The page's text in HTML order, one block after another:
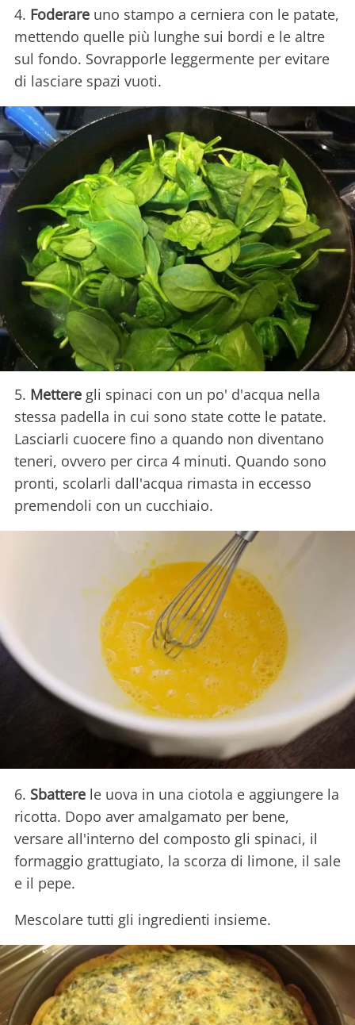
4. Foderare uno stampo a cerniera con le patate,
mettendo quelle più lunghe sui bordi e le altre
sul fondo. Sovrapporle leggermente per evitare
di lasciare spazi vuoti.
5. Mettere gli spinaci con un po' d'acqua nella
stessa padella in cui sono state cotte le patate.
Lasciarli cuocere fino a quando non diventano
teneri, ovvero per circa 4 minuti. Quando sono
pronti, scolarli dall'acqua rimasta in eccesso
premendoli con un cucchiaio.
6. Sbattere le uova in una ciotola e aggiungere la
ricotta. Dopo aver amalgamato per bene,
versare all'interno del composto gli spinaci, il
formaggio grattugiato, la scorza di limone, il sale
e il pepe.
Mescolare tutti gli ingredienti insieme.